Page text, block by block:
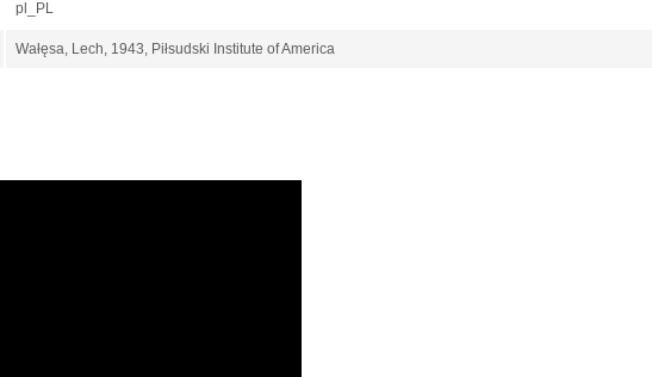
pl_PL
Wałęsa, Lech, 1943, Piłsudski Institute of America